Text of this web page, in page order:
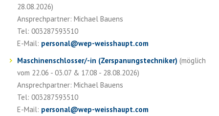
28.08.2026)
Ansprechpartner: Michael Bauens
Tel: 003287593510
E-Mail: personal@wep-weisshaupt.com
Maschinenschlosser/-in (Zerspanungstechniker) (möglich
vom 22.06 - 03.07 & 17.08 - 28.08.2026)
Ansprechpartner: Michael Bauens
Tel: 003287593510
E-Mail: personal@wep-weisshaupt.com